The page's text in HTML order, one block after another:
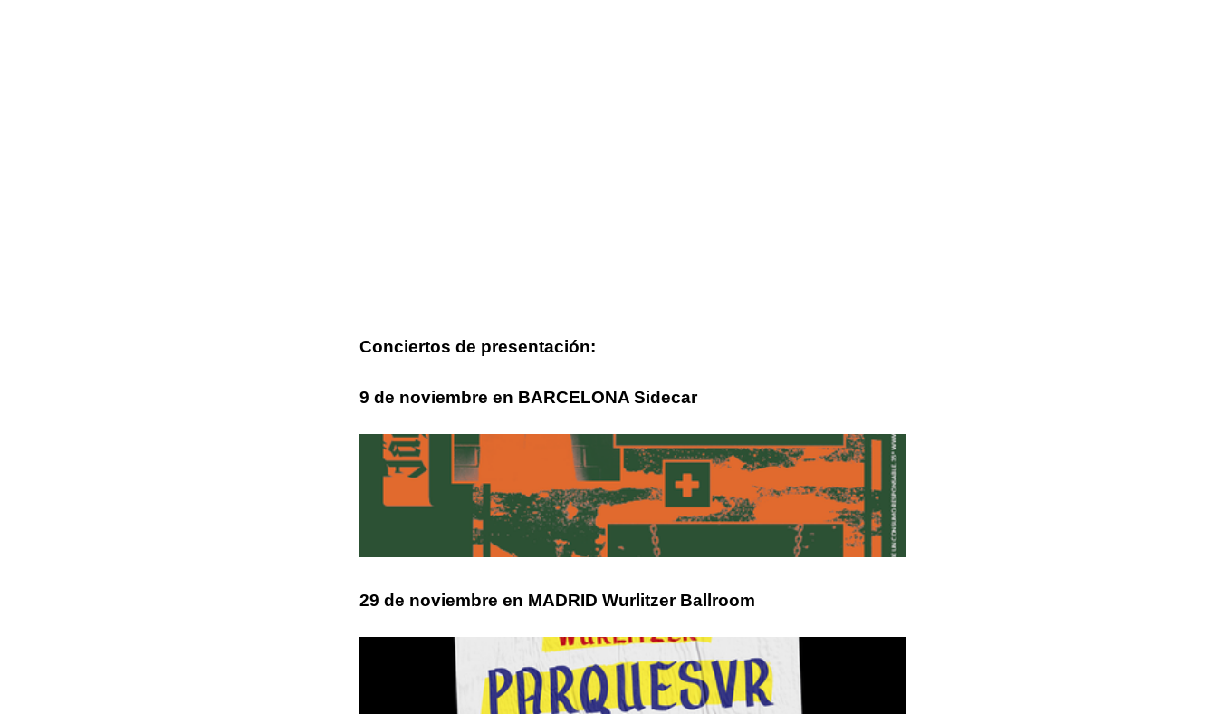
Conciertos de presentación:
9 de noviembre en BARCELONA Sidecar
29 de noviembre en MADRID Wurlitzer Ballroom